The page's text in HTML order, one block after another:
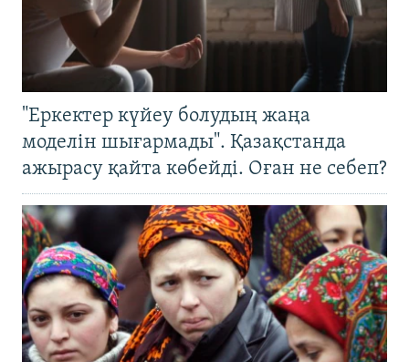
"Еркектер күйеу болудың жаңа
моделін шығармады". Қазақстанда
ажырасу қайта көбейді. Оған не себеп?